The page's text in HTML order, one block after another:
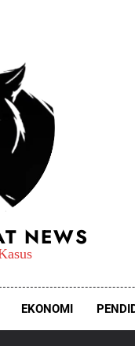
NEWS
EKONOMI